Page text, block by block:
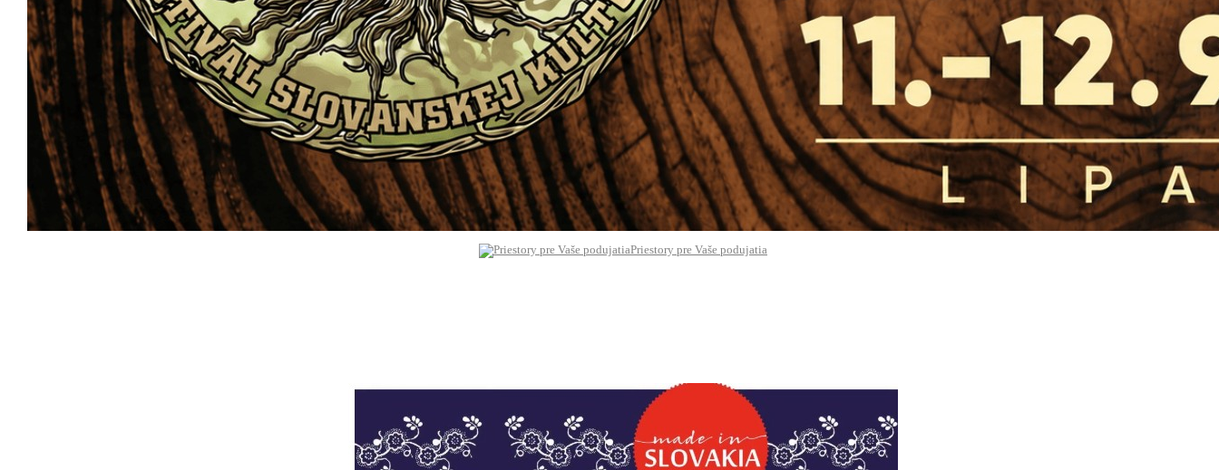
Priestory pre Vaše podujatia